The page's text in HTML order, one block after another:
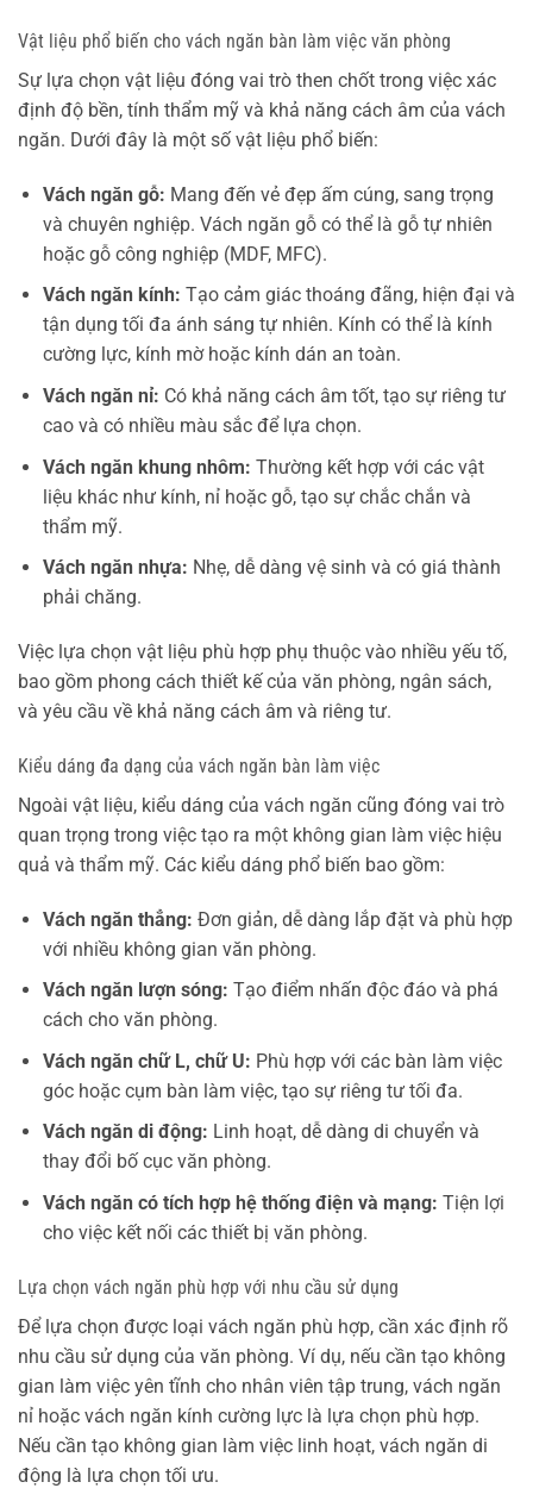
Vật liệu phổ biến cho vách ngăn bàn làm việc văn phòng
Sự lựa chọn vật liệu đóng vai trò then chốt trong việc xác
định độ bền, tính thẩm mỹ và khả năng cách âm của vách
ngăn. Dưới đây là một số vật liệu phổ biến:
Vách ngăn gỗ: Mang đến vẻ đẹp ấm cúng, sang trọng
và chuyên nghiệp. Vách ngăn gỗ có thể là gỗ tự nhiên
hoặc gỗ công nghiệp (MDF, MFC).
Vách ngăn kính: Tạo cảm giác thoáng đãng, hiện đại và
tận dụng tối đa ánh sáng tự nhiên. Kính có thể là kính
cường lực, kính mờ hoặc kính dán an toàn.
Vách ngăn nỉ: Có khả năng cách âm tốt, tạo sự riêng tư
cao và có nhiều màu sắc để lựa chọn.
Vách ngăn khung nhôm: Thường kết hợp với các vật
liệu khác như kính, nỉ hoặc gỗ, tạo sự chắc chắn và
thẩm mỹ.
Vách ngăn nhựa: Nhẹ, dễ dàng vệ sinh và có giá thành
phải chăng.
Việc lựa chọn vật liệu phù hợp phụ thuộc vào nhiều yếu tố,
bao gồm phong cách thiết kế của văn phòng, ngân sách,
và yêu cầu về khả năng cách âm và riêng tư.
Kiểu dáng đa dạng của vách ngăn bàn làm việc
Ngoài vật liệu, kiểu dáng của vách ngăn cũng đóng vai trò
quan trọng trong việc tạo ra một không gian làm việc hiệu
quả và thẩm mỹ. Các kiểu dáng phổ biến bao gồm:
Vách ngăn thẳng: Đơn giản, dễ dàng lắp đặt và phù hợp
với nhiều không gian văn phòng.
Vách ngăn lượn sóng: Tạo điểm nhấn độc đáo và phá
cách cho văn phòng.
Vách ngăn chữ L, chữ U: Phù hợp với các bàn làm việc
góc hoặc cụm bàn làm việc, tạo sự riêng tư tối đa.
Vách ngăn di động: Linh hoạt, dễ dàng di chuyển và
thay đổi bố cục văn phòng.
Vách ngăn có tích hợp hệ thống điện và mạng: Tiện lợi
cho việc kết nối các thiết bị văn phòng.
Lựa chọn vách ngăn phù hợp với nhu cầu sử dụng
Để lựa chọn được loại vách ngăn phù hợp, cần xác định rõ
nhu cầu sử dụng của văn phòng. Ví dụ, nếu cần tạo không
gian làm việc yên tĩnh cho nhân viên tập trung, vách ngăn
nỉ hoặc vách ngăn kính cường lực là lựa chọn phù hợp.
Nếu cần tạo không gian làm việc linh hoạt, vách ngăn di
động là lựa chọn tối ưu.